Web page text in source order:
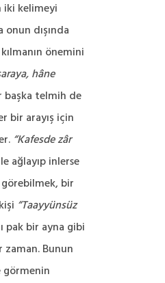
iki kelimeyi
dışında
önemini
hâne
başka telmih de
bir arayış için
“Kafesde zâr
ağlayıp inlerse
görebilmek, bir
“Taayyünsüz
pak bir ayna gibi
Bunun